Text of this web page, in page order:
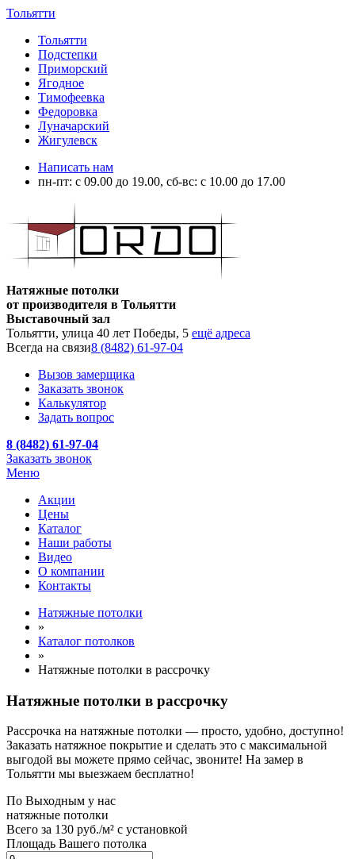
Тольятти
Тольятти
Подстепки
Приморский
Ягодное
Тимофеевка
Федоровка
Луначарский
Жигулевск
Написать нам
пн-пт: с 09.00 до 19.00, сб-вс: с 10.00 до 17.00
Натяжные потолки
от производителя в Тольятти
Выставочный зал
Тольятти, улица 40 лет Победы, 5 ещё адреса
Всегда на связи8 (8482) 61-97-04
Вызов замерщика
Заказать звонок
Калькулятор
Задать вопрос
8 (8482) 61-97-04
Заказать звонок
Меню
Акции
Цены
Каталог
Наши работы
Видео
О компании
Контакты
Натяжные потолки
»
Каталог потолков
»
Натяжные потолки в рассрочку
Натяжные потолки в рассрочку
Рассрочка на натяжные потолки — просто, удобно, доступно!
Заказать натяжное покрытие и сделать это с максимальной
выгодой вы можете прямо сейчас, звоните! На замер в
Тольятти мы выезжаем бесплатно!
По Выходным у нас
натяжные потолки
Всего за 130 руб./м² с установкой
Площадь Вашего потолка